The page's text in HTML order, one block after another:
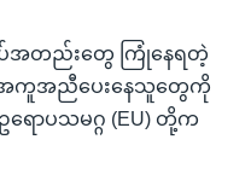
ပ်အတည်းတွေ ကြုံနေရတဲ့
ာမှု အကူအညီပေးနေသူတွေကို
ာပသမဂ္ဂ (EU) တို့က